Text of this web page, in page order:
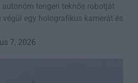
tengeri teknős robotját
egy holografikus kamerát és
7, 2026